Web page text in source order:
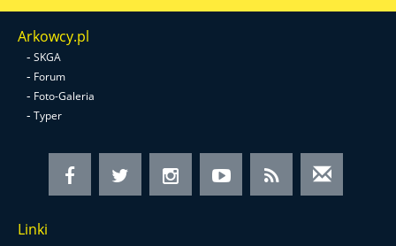
Arkowcy.pl
- SKGA
- Forum
- Foto-Galeria
- Typer
Linki